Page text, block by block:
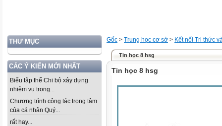
THƯ MỤC
CÁC Ý KIẾN MỚI NHẤT
Biểu tập thể Chi bộ xây dựng
nhiệm vụ trọng...
Chương trình công tác trọng tâm
của cá nhân Quý...
rất hay...
Gốc > Trung học cơ sở > Kết nối Tri thức
Tin học 8 hsg
Tin học 8 hsg